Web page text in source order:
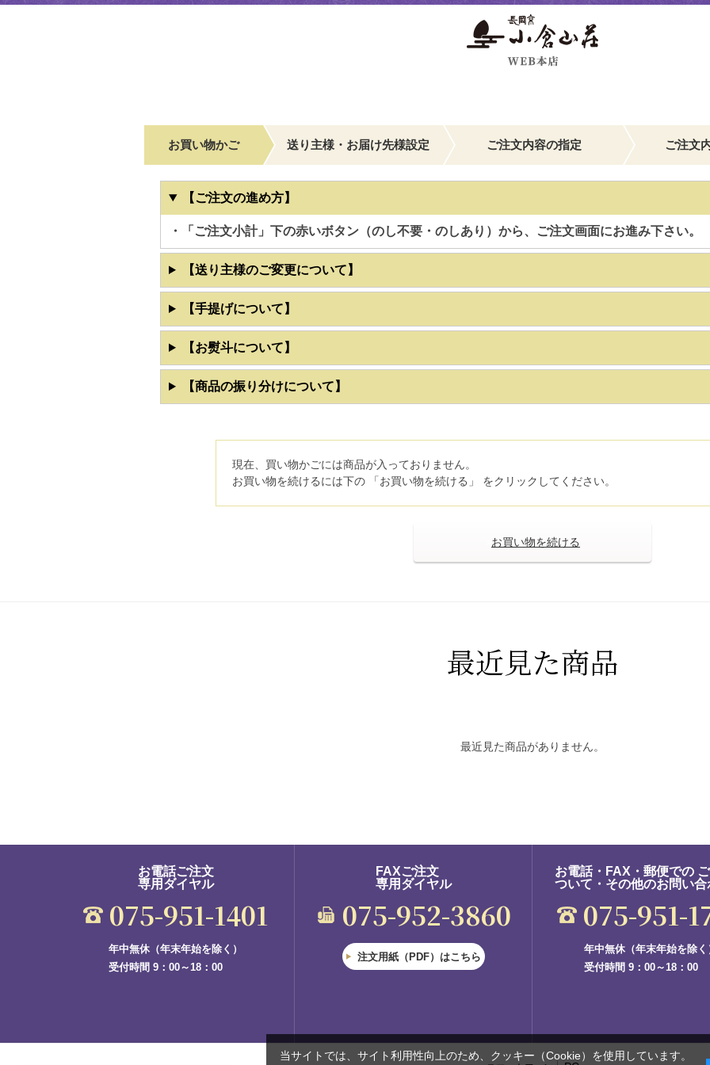
お買い物かご 送り主様・お届け先様設定 ご注文内容の指定 ご注文
【ご注文の進め方】
・「ご注文小計」下の赤いボタン（のし不要・のしあり）から、ご注文画面にお進み下さい。
【送り主様のご変更について】
【手提げについて】
【お熨斗について】
【商品の振り分けについて】
現在、買い物かごには商品が入っておりません。
お買い物を続けるには下の 「お買い物を続ける」 をクリックしてください。
最近見た商品
最近見た商品がありません。
お電話ご注文
専用ダイヤル
075-951-1401
年中無休（年末年始を除く）
受付時間 9：00～18：00
FAXご注文
専用ダイヤル
075-952-3860
注文用紙（PDF）はこちら
お電話・FAX・郵便での
ついて・その他のお問い合
075-951-
年中無休（年末年始を除く
受付時間 9：00～18：00
当サイトでは、サイト利用性向上のため、クッキー（Cookie）を使用しています。